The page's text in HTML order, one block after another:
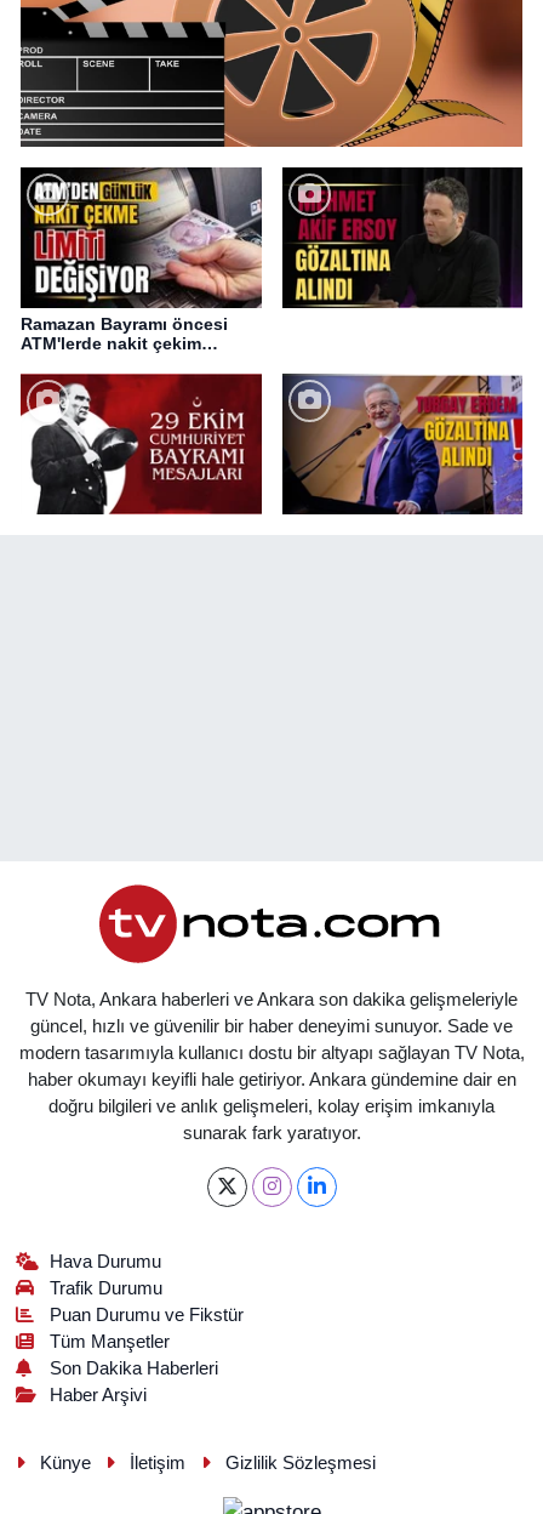
Ramazan Bayramı öncesi
ATM'lerde nakit çekim
TV Nota, Ankara haberleri ve Ankara son dakika gelişmeleriyle
güncel, hızlı ve güvenilir bir haber deneyimi sunuyor. Sade ve
modern tasarımıyla kullanıcı dostu bir altyapı sağlayan TV Nota,
haber okumayı keyifli hale getiriyor. Ankara gündemine dair en
doğru bilgileri ve anlık gelişmeleri, kolay erişim imkanıyla
sunarak fark yaratıyor.
Hava Durumu
Trafik Durumu
Puan Durumu ve Fikstür
Tüm Manşetler
Son Dakika Haberleri
Haber Arşivi
Künye İletişim Gizlilik Sözleşmesi